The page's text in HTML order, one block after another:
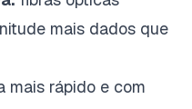
mais dados que
mais rápido e com